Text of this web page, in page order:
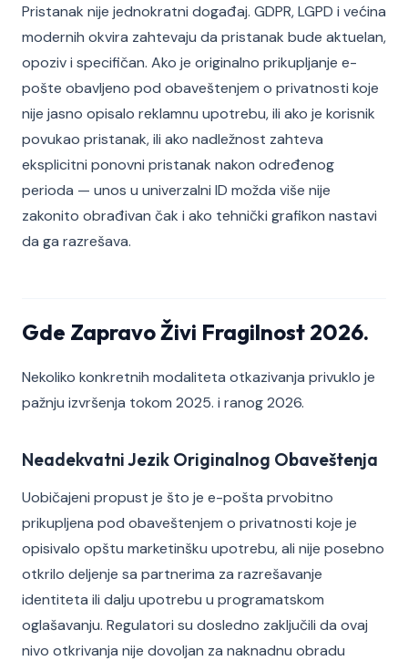
Pristanak nije jednokratni događaj. GDPR, LGPD i većina
modernih okvira zahtevaju da pristanak bude aktuelan,
opoziv i specifičan. Ako je originalno prikupljanje e-
pošte obavljeno pod obaveštenjem o privatnosti koje
nije jasno opisalo reklamnu upotrebu, ili ako je korisnik
povukao pristanak, ili ako nadležnost zahteva
eksplicitni ponovni pristanak nakon određenog
perioda — unos u univerzalni ID možda više nije
zakonito obrađivan čak i ako tehnički grafikon nastavi
da ga razrešava.
Gde Zapravo Živi Fragilnost 2026.
Nekoliko konkretnih modaliteta otkazivanja privuklo je
pažnju izvršenja tokom 2025. i ranog 2026.
Neadekvatni Jezik Originalnog Obaveštenja
Uobičajeni propust je što je e-pošta prvobitno
prikupljena pod obaveštenjem o privatnosti koje je
opisivalo opštu marketinšku upotrebu, ali nije posebno
otkrilo deljenje sa partnerima za razrešavanje
identiteta ili dalju upotrebu u programatskom
oglašavanju. Regulatori su dosledno zaključili da ovaj
nivo otkrivanja nije dovoljan za naknadnu obradu